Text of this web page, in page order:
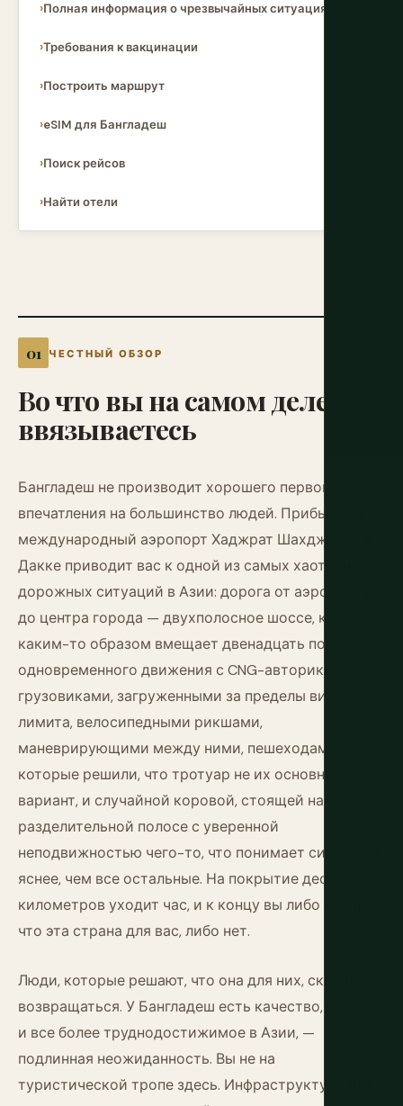
ЧЕСТНЫЙ ОБЗОР
Вочтовынасамом деле
ввязываетесь
Бангладеш не производит хорошего первого
впечатления на большинство людей. Прибытие в
международный аэропорт Хаджрат Шахджалал в
Дакке приводит вас к одной из самых хаотичных
дорожных ситуаций в Азии: дорога от аэропорта
до центра города — двухполосное шоссе, которое
каким-то образом вмещает двенадцать полос
одновременного движения с CNG-авторикшами,
грузовиками, загруженными за пределы видимого
лимита, велосипедными рикшами,
маневрирующими между ними, пешеходами,
которые решили, что тротуар не их основной
вариант, и случайной коровой, стоящей на
разделительной полосе с уверенной
неподвижностью чего-то, что понимает ситуацию
яснее, чем все остальные. На покрытие десяти
километров уходит час, и к концу вы либо решите,
что эта страна для вас, либо нет.
Люди, которые решают, что она для них, склонны
возвращаться. У Бангладеш есть качество, редкое
и все более труднодостижимое в Азии, —
подлинная неожиданность. Вы не на
туристической тропе здесь. Инфраструктура для
Полная информация о чрезвычайных ситуациях
Требования к вакцинации
Построить маршрут
eSIM для Бангладеш
Поиск рейсов
Найти отели